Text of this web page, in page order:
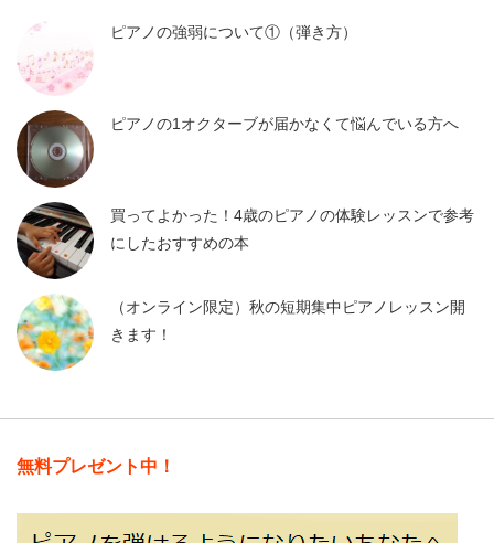
ピアノの強弱について①（弾き方）
ピアノの1オクターブが届かなくて悩んでいる方へ
買ってよかった！4歳のピアノの体験レッスンで参考
にしたおすすめの本
（オンライン限定）秋の短期集中ピアノレッスン開
きます！
無料プレゼント中！